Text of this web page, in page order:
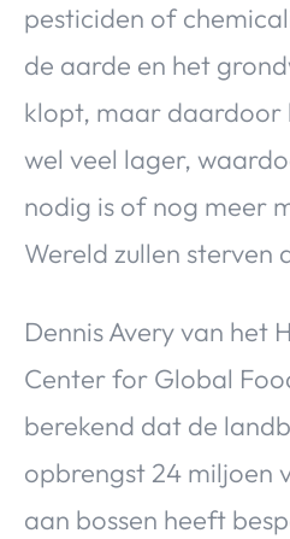
pesticiden of
de aarde en het
klopt, maar daardoor
wel veel lager,
nodig is of nog meer
Wereld zullen
Dennis Avery van het
Center for Global
berekend dat de
opbrengst 24 miljoen
aan bossen heeft